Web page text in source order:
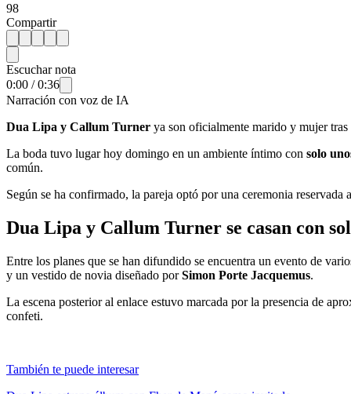
98
Compartir
Escuchar nota
0:00 /0:36
Narración con voz de IA
Dua Lipa y Callum Turner ya son oficialmente marido y mujer
La boda tuvo lugar hoy domingo en un ambiente íntimo con solo
común.
Según se ha confirmado, la pareja optó por una ceremonia reservada
Dua Lipa y Callum Turner se casan con
Entre los planes que se han difundido se encuentra un evento de
y un vestido de novia diseñado porSimon Porte Jacquemus.
La escena posterior al enlace estuvo marcada por la presencia de
confeti.
También te puede interesar